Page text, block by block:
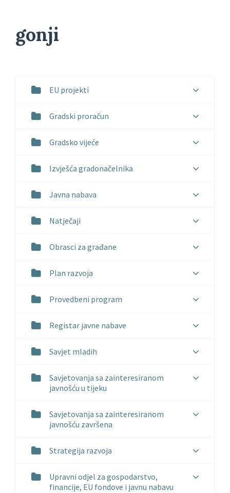
gonji
EU projekti
Gradski proračun
Gradsko vijeće
Izvješća gradonačelnika
Javna nabava
Natječaji
Obrasci za građane
Plan razvoja
Provedbeni program
Registar javne nabave
Savjet mladih
Savjetovanja sa zainteresiranom
javnošću u tijeku
Savjetovanja sa zainteresiranom
javnošću završena
Strategija razvoja
Upravni odjel za gospodarstvo,
financije, EU fondove i javnu nabavu